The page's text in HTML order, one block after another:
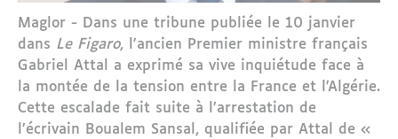
Maglor - Dans une tribune publiée le 10 janvier
dans Le Figaro, l'ancien Premier ministre français
Gabriel Attal a exprimé sa vive inquiétude face à
la montée de la tension entre la France et l'Algérie.
Cette escalade fait suite à l’arrestation de
l’écrivain Boualem Sansal, qualifiée par Attal de «